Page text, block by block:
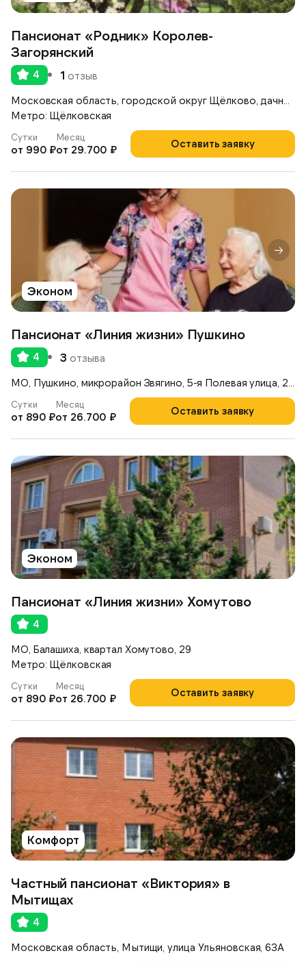
Пансионат «Родник» Королев-
Загорянский
4 1 отзыв
Метро: Щёлковская
Оставить заявку
Сутки
от 990 ₽
Месяц
от 29.700 ₽
Эконом
Пансионат «Линия жизни» Пушкино
4 3 отзыва
Оставить заявку
Сутки
от 890 ₽
Месяц
от 26.700 ₽
Эконом
Пансионат «Линия жизни» Хомутово
4
МО, Балашиха, квартал Хомутово, 29
Метро: Щёлковская
Оставить заявку
Сутки
от 890 ₽
Месяц
от 26.700 ₽
Комфорт
Частный пансионат «Виктория» в
Мытищах
4
Московская область, Мытищи, улица Ульяновская, 63А